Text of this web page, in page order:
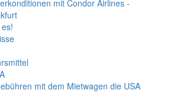
mit Condor Airlines -
mit dem Mietwagen die USA